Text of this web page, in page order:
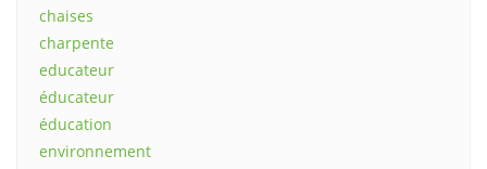
chaises
charpente
educateur
éducateur
éducation
environnement